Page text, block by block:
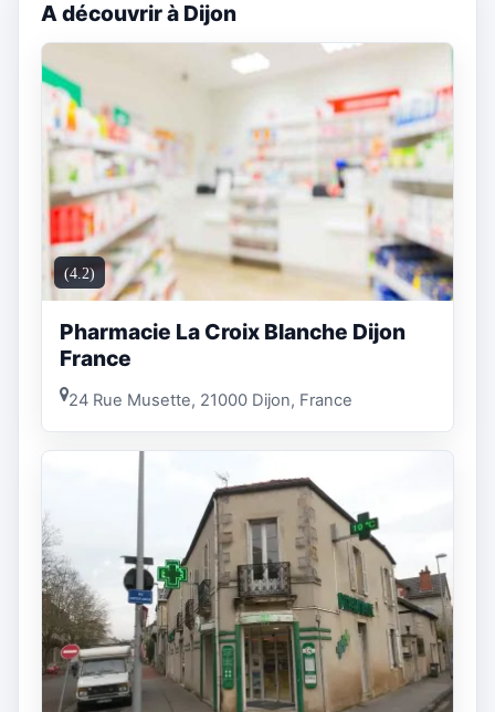
A découvrir à Dijon
(4.2)
Pharmacie La Croix Blanche Dijon
France
24 Rue Musette, 21000 Dijon, France